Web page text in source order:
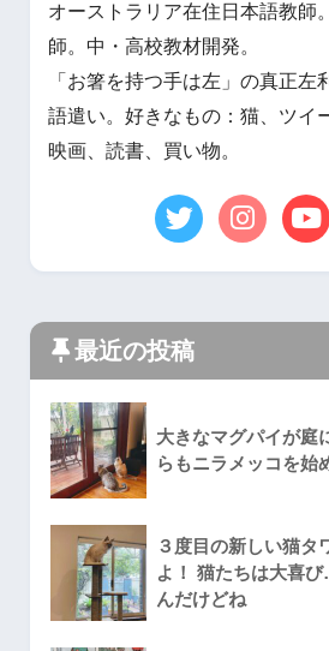
オーストラリア在住日本語教師
師。中・高校教材開発。
「お箸を持つ手は左」の真正左
語遣い。好きなもの：猫、ツイ
映画、読書、買い物。
最近の投稿
大きなマグパイが庭
らもニラメッコを始
３度目の新しい猫タ
よ！ 猫たちは大喜
んだけどね